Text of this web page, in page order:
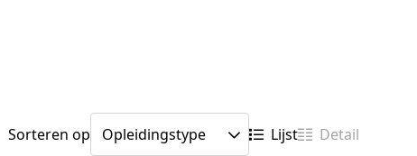
Sorteren op Lijst Detail